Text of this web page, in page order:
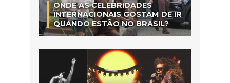
ONDE AS CELEBRIDADES
INTERNACIONAIS GOSTAM DE IR
QUANDO ESTÃO NO BRASIL?